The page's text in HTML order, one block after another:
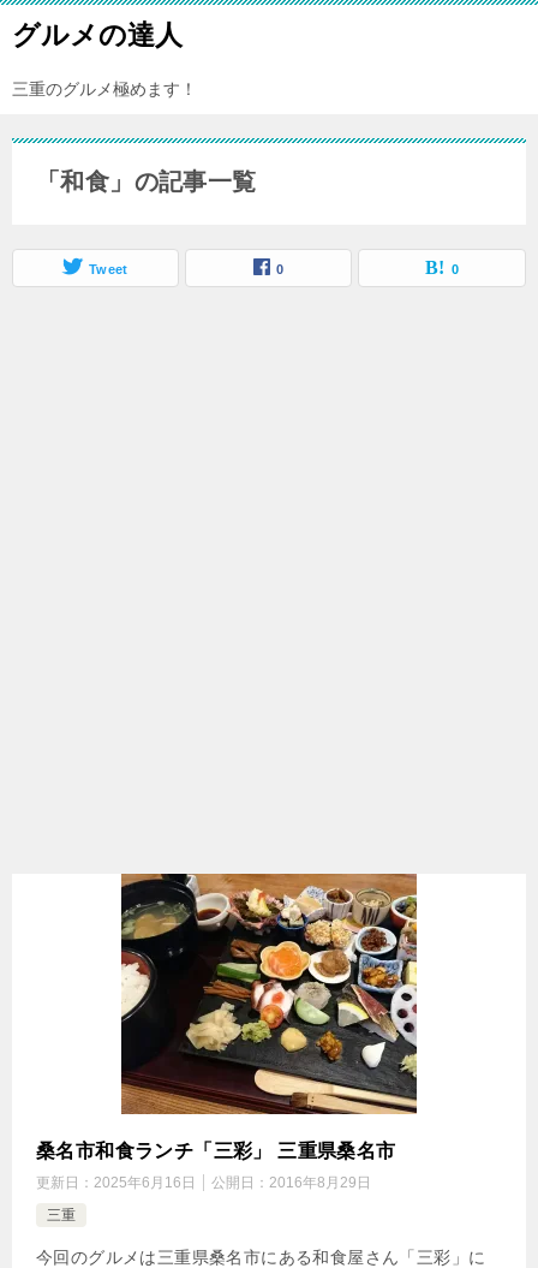
グルメの達人
三重のグルメ極めます！
「和食」の記事一覧
Tweet 0 0
桑名市和食ランチ「三彩」 三重県桑名市
更新日： 2025年6月16日 公開日： 2016年8月29日
三重
今回のグルメは三重県桑名市にある和食屋さん「三彩」に